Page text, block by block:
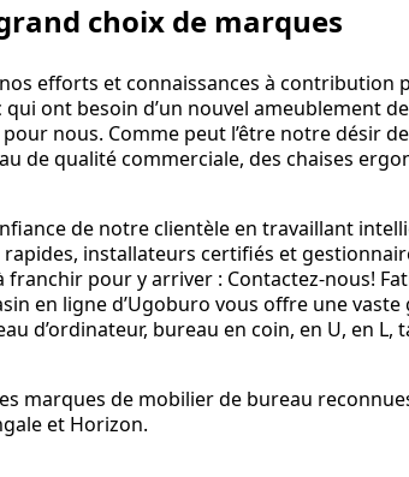
choix de marques
efforts et connaissances à contribution
ont besoin d’un nouvel ameublement
nous. Comme peut l’être notre désir
de qualité commerciale, des chaises
de notre clientèle en travaillant
installateurs certifiés et
franchir pour y arriver : Contactez-nous!
en ligne d’Ugoburo vous offre une
d’ordinateur, bureau en coin, en U, en
marques de mobilier de bureau
et Horizon.